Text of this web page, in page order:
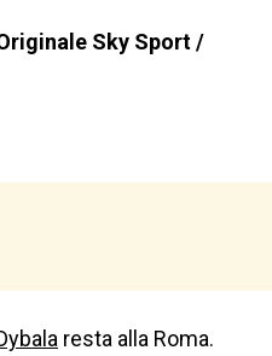
Sky Sport /
resta alla Roma.